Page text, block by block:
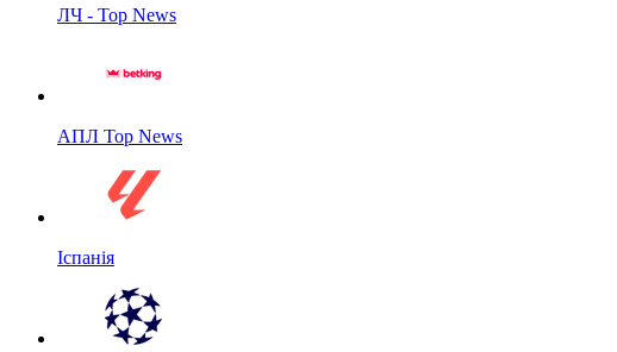
ЛЧ - Top News
АПЛ Top News
Іспанія